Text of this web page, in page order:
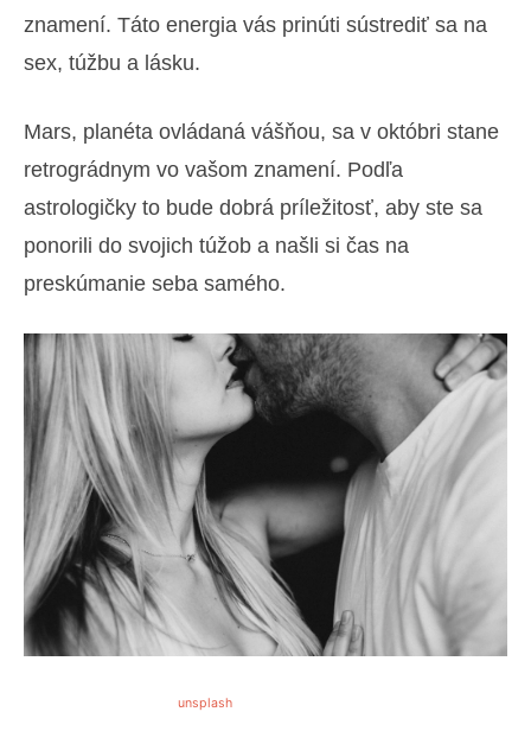
znamení. Táto energia vás prinúti sústrediť sa na
sex, túžbu a lásku.
Mars, planéta ovládaná vášňou, sa v októbri stane
retrográdnym vo vašom znamení. Podľa
astrologičky to bude dobrá príležitosť, aby ste sa
ponorili do svojich túžob a našli si čas na
preskúmanie seba samého.
unsplash